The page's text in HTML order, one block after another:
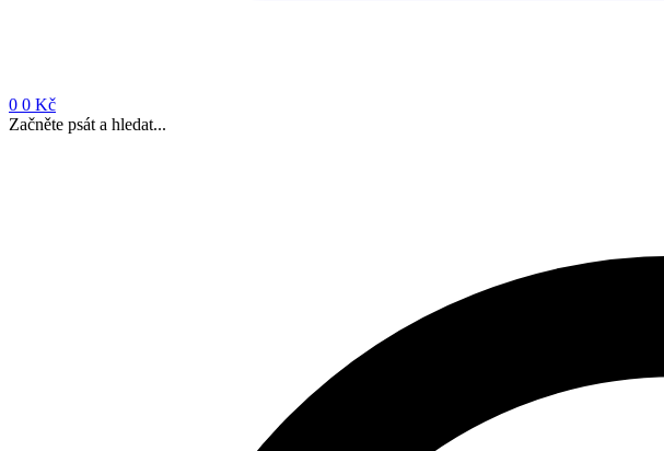
0 0 Kč
Začněte psát a hledat...